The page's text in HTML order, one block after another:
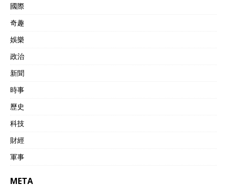
國際
奇趣
娛樂
政治
新聞
時事
歷史
科技
財經
軍事
META